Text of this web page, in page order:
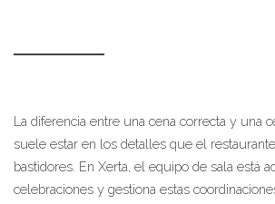
La diferencia entre una cena correcta y una
suele estar en los detalles que el
bastidores. En Xerta, el equipo de sala está
celebraciones y gestiona estas